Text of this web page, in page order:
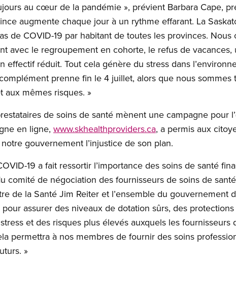
au cœur de la pandémie », prévient Barbara Cape,
augmente chaque jour à un rythme effarant. La
de COVID-19 par habitant de toutes les provinces. Nous
avec le regroupement en cohorte, le refus de
effectif réduit. Tout cela génère du stress dans
prenne fin le 4 juillet, alors que nous
aux mêmes risques. »
de soins de santé mènent une campagne pour
en ligne, www.skhealthproviders.ca, a permis aux
gouvernement l’injustice de son plan.
19 a fait ressortir l’importance des soins de santé
comité de négociation des fournisseurs de soins de
de la Santé Jim Reiter et l’ensemble du gouvernement
assurer des niveaux de dotation sûrs, des
et des risques plus élevés auxquels les
permettra à nos membres de fournir des soins
»